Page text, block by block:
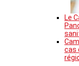
Le
cas